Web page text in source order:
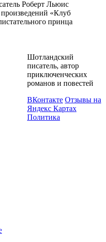
Роберт Льюис
«Клуб
принца
Шотландский
писатель, автор
приключенческих
романов и повестей
ВКонтакте Отзывы на
Яндекс Картах
Политика